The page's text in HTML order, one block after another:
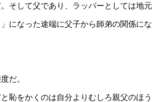
して父であり、ラッパーとしては地
になった途端に父子から師弟の関係にな
だ。
恥をかくのは自分よりむしろ親父のほう